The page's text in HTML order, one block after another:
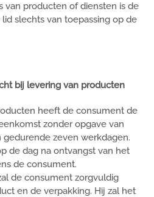
van producten of diensten is de
slechts van toepassing op de
bij levering van producten
heeft de consument de
zonder opgave van
zeven werkdagen.
de dag na ontvangst van het
de consument.
de consument zorgvuldig
en de verpakking. Hij zal het